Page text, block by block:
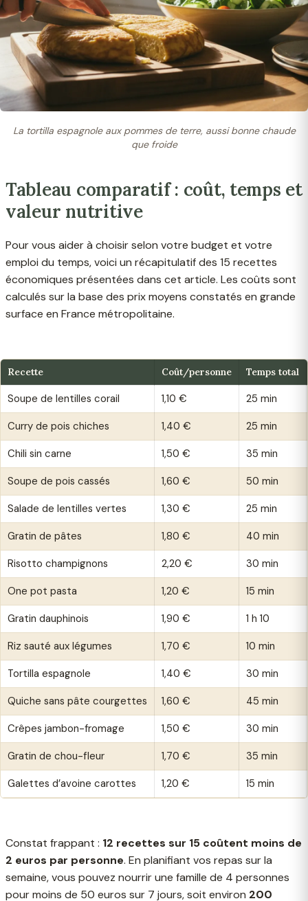
La tortilla espagnole aux pommes de terre, aussi bonne chaude
que froide
Tableau comparatif : coût, temps et
valeur nutritive
Pour vous aider à choisir selon votre budget et votre
emploi du temps, voici un récapitulatif des 15 recettes
économiques présentées dans cet article. Les coûts sont
calculés sur la base des prix moyens constatés en grande
surface en France métropolitaine.
Recette Coût/personne Temps total
Soupe de lentilles corail 1,10 €
25 min
Curry de pois chiches
1,40 €
25 min
Chili sin carne
1,50 €
35 min
Soupe de pois cassés
1,60 €
50 min
Salade de lentilles vertes
1,30 €
25 min
Gratin de pâtes
1,80 €
40 min
Risotto champignons
2,20 €
30 min
One pot pasta
1,20 €
15 min
Gratin dauphinois
1,90 €
1 h 10
Riz sauté aux légumes
1,70 €
10 min
Tortilla espagnole
1,40 €
30 min
Quiche sans pâte courgettes
1,60 €
45 min
Crêpes jambon-fromage
1,50 €
30 min
Gratin de chou-fleur
1,70 €
35 min
Galettes d’avoine carottes
1,20 € 15 min
Constat frappant : 12 recettes sur 15 coûtent moins de
2 euros par personne. En planifiant vos repas sur la
semaine, vous pouvez nourrir une famille de 4 personnes
pour moins de 50 euros sur 7 jours, soit environ 200